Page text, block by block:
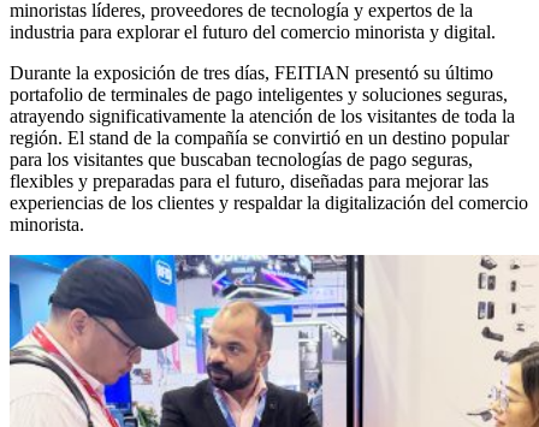
minoristas líderes, proveedores de tecnología y expertos de la
industria para explorar el futuro del comercio minorista y digital.
Durante la exposición de tres días, FEITIAN presentó su último
portafolio de terminales de pago inteligentes y soluciones seguras,
atrayendo significativamente la atención de los visitantes de toda la
región. El stand de la compañía se convirtió en un destino popular
para los visitantes que buscaban tecnologías de pago seguras,
flexibles y preparadas para el futuro, diseñadas para mejorar las
experiencias de los clientes y respaldar la digitalización del comercio
minorista.